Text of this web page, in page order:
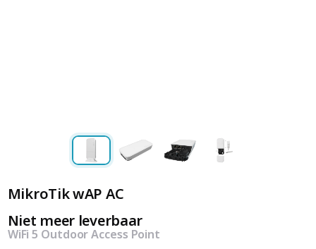
MikroTik wAP AC
Niet meer leverbaar
WiFi 5 Outdoor Access Point